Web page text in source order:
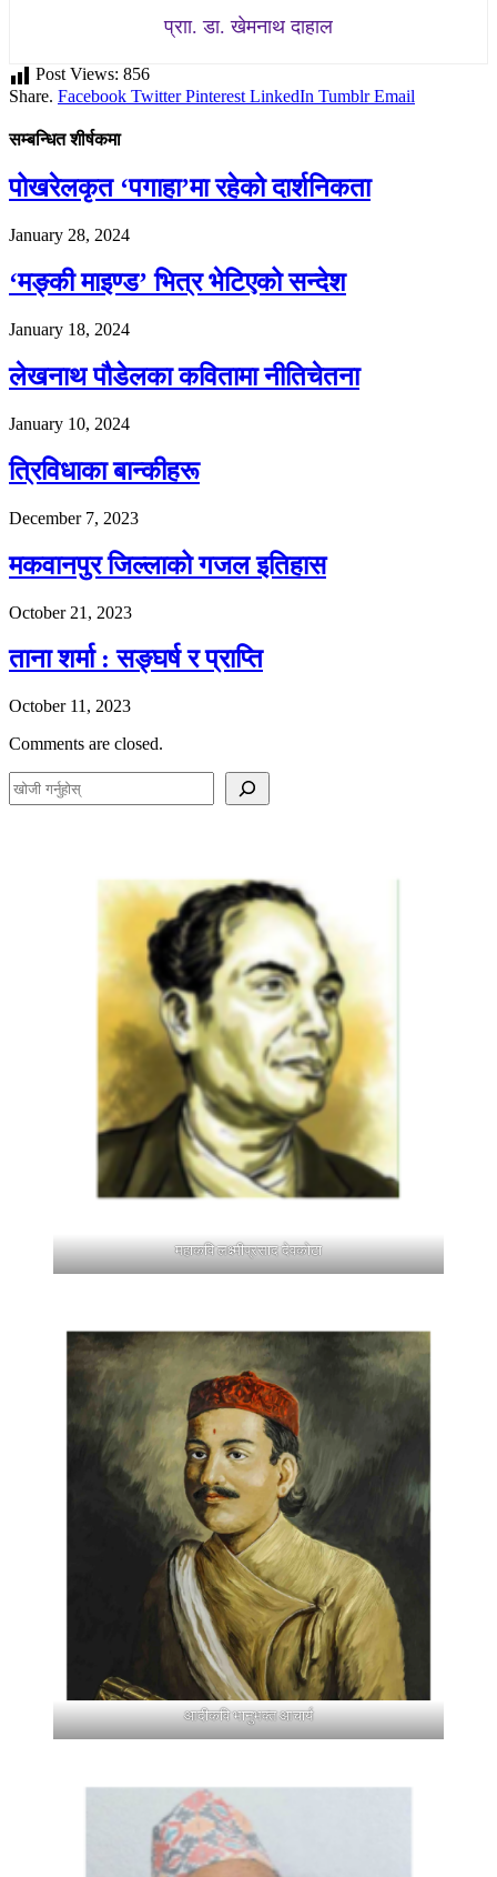
प्राा. डा. खेमनाथ दाहाल
Post Views: 856
Share. Facebook Twitter Pinterest LinkedIn Tumblr Email
सम्बन्धित शीर्षकमा
पोखरेलकृत ‘पगाहा’मा रहेको दार्शनिकता
January 28, 2024
‘मङ्की माइण्ड’ भित्र भेटिएको सन्देश
January 18, 2024
लेखनाथ पौडेलका कवितामा नीतिचेतना
January 10, 2024
त्रिविधाका बान्कीहरू
December 7, 2023
मकवानपुर जिल्लाको गजल इतिहास
October 21, 2023
ताना शर्मा : सङ्घर्ष र प्राप्ति
October 11, 2023
Comments are closed.
e
महाकवि लक्ष्मीप्रसाद देवकोटा
आदीकवि भानुभक्त आचार्य